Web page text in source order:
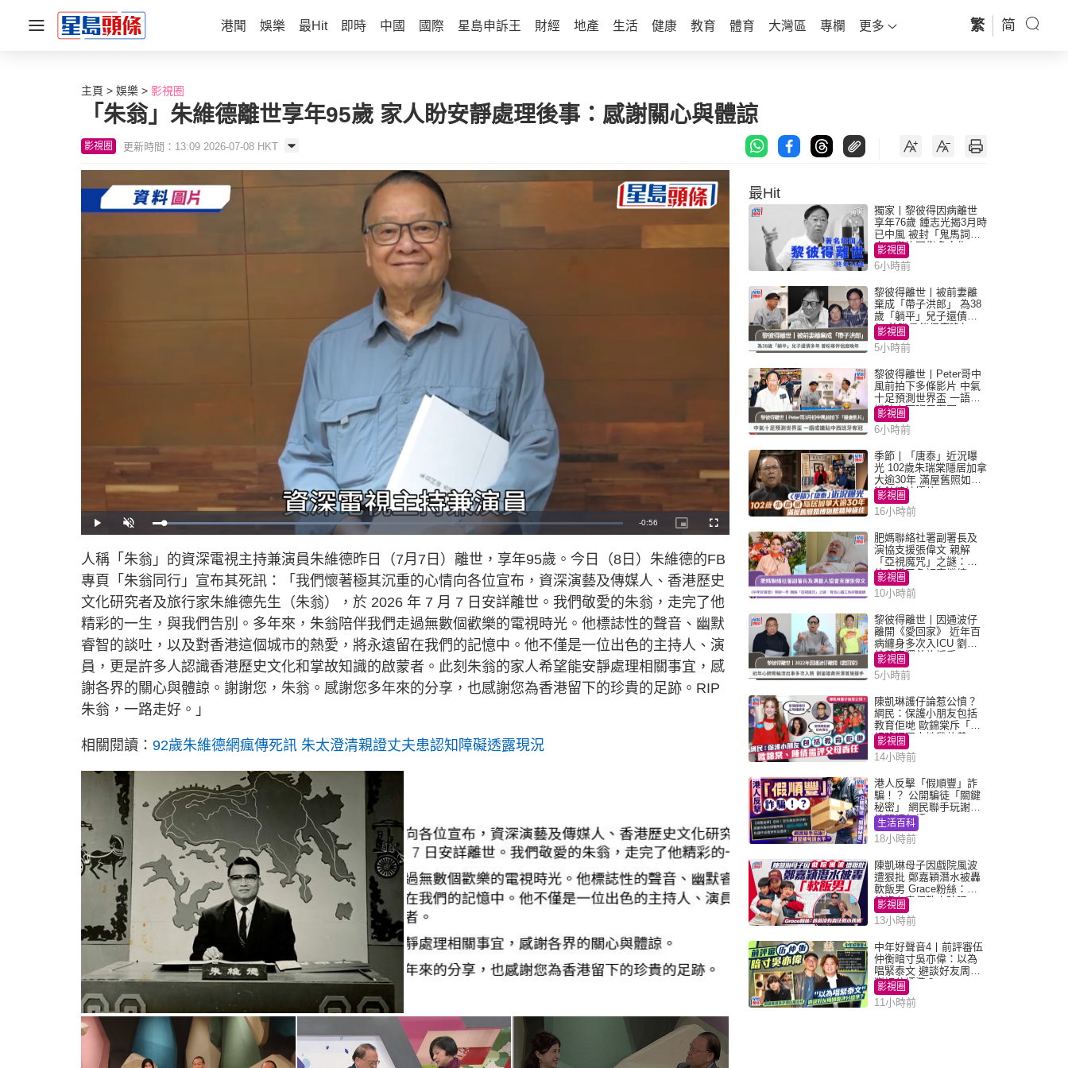
港聞 娛樂 最Hit 即時 中國 國際 星島申訴王 財經 地產 生活 健康 教育 體育 大灣區 專欄 更多 繁 简
主頁 娛樂 影視圈
「朱翁」朱維德離世享年95歲 家人盼安靜處理後事：感謝關心與體諒
影視圈 更新時間：13:09 2026-07-08 HKT
P
l
y
U
n
u
t
e
L
o
e
d
:
4
6
.
4
%
R
a
i
n
i
n
-0:56
P
i
t
u
r
e
-
n
-
u
r
e
F
u
s
c
r
e
n
人稱「朱翁」的資深電視主持兼演員朱維德昨日（7月7日）離世，享年95歲。今日（8日）朱維德的FB
專頁「朱翁同行」宣布其死訊：「我們懷著極其沉重的心情向各位宣布，資深演藝及傳媒人、香港歷史
文化研究者及旅行家朱維德先生（朱翁），於 2026 年 7 月 7 日安詳離世。我們敬愛的朱翁，走完了他
精彩的一生，與我們告別。多年來，朱翁陪伴我們走過無數個歡樂的電視時光。他標誌性的聲音、幽默
睿智的談吐，以及對香港這個城市的熱愛，將永遠留在我們的記憶中。他不僅是一位出色的主持人、演
員，更是許多人認識香港歷史文化和掌故知識的啟蒙者。此刻朱翁的家人希望能安靜處理相關事宜，感
謝各界的關心與體諒。謝謝您，朱翁。感謝您多年來的分享，也感謝您為香港留下的珍貴的足跡。RIP
朱翁，一路走好。」
相關閱讀： 92歲朱維德網瘋傳死訊 朱太澄清親證丈夫患認知障礙透露現況
最Hit
獨家丨黎彼得因病離世
享年76歲 鍾志光揭3月時
已中風 被封「鬼馬詞
人」與許冠傑多合作
影視圈
6小時前
黎彼得離世丨被前妻離
棄成「帶子洪郎」 為38
歲「躺平」兒子還債多
年 曾盼尋伴侶度晚年
影視圈
5小時前
黎彼得離世丨Peter哥中
風前拍下多條影片 中氣
十足預測世界盃 一語成
讖貼中西班牙奪冠
影視圈
6小時前
季節丨「唐泰」近況曝
光 102歲朱瑞棠隱居加拿
大逾30年 滿屋舊照如博
物館精神極佳
影視圈
16小時前
肥媽聯絡社署副署長及
演協支援張偉文 親解
「亞視魔咒」之謎：有
信心鐵三角評審繼續
影視圈
10小時前
黎彼得離世丨因通波仔
離開《愛回家》 近年百
病纏身多次入ICU 劉鑾
雄黃宗澤曾施援手
影視圈
5小時前
陳凱琳護仔論惹公憤？
網民：保護小朋友包括
教育佢哋 歐錦棠斥「養
細路唔同走地雞放養」
影視圈
14小時前
港人反擊「假順豐」詐
騙！？ 公開騙徒「關鍵
秘密」 網民聯手玩謝：
練習緬甸語
生活百科
18小時前
陳凱琳母子因戲院風波
遭狠批 鄭嘉穎潛水被轟
軟飯男 Grace粉絲：爸
爸沒有責任教小孩嗎
影視圈
13小時前
中年好聲音4丨前評審伍
仲衡暗寸吳亦偉：以為
唱緊泰文 避談好友周國
豐評分標準？
影視圈
11小時前